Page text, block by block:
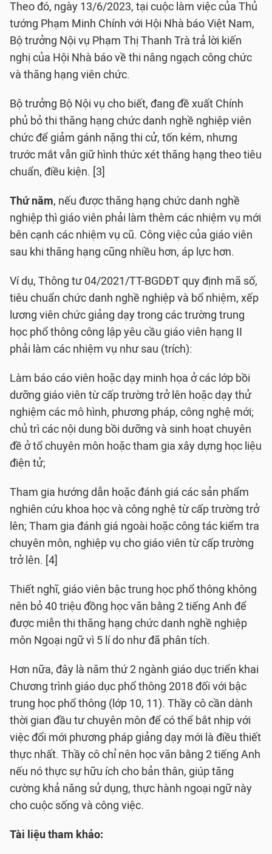
Theo đó, ngày 13/6/2023, tại cuộc làm việc của Thủ
tướng Phạm Minh Chính với Hội Nhà báo Việt Nam,
Bộ trưởng Nội vụ Phạm Thị Thanh Trà trả lời kiến
nghị của Hội Nhà báo về thi nâng ngạch công chức
và thăng hạng viên chức.
Bộ trưởng Bộ Nội vụ cho biết, đang đề xuất Chính
phủ bỏ thi thăng hạng chức danh nghề nghiệp viên
chức để giảm gánh nặng thi cử, tốn kém, nhưng
trước mắt vẫn giữ hình thức xét thăng hạng theo tiêu
chuẩn, điều kiện. [3]
Thứ năm, nếu được thăng hạng chức danh nghề
nghiệp thì giáo viên phải làm thêm các nhiệm vụ mới
bên cạnh các nhiệm vụ cũ. Công việc của giáo viên
sau khi thăng hạng cũng nhiều hơn, áp lực hơn.
Ví dụ, Thông tư 04/2021/TT-BGDĐT quy định mã số,
tiêu chuẩn chức danh nghề nghiệp và bổ nhiệm, xếp
lương viên chức giảng dạy trong các trường trung
học phổ thông công lập yêu cầu giáo viên hạng II
phải làm các nhiệm vụ như sau (trích):
Làm báo cáo viên hoặc dạy minh họa ở các lớp bồi
dưỡng giáo viên từ cấp trường trở lên hoặc dạy thử
nghiệm các mô hình, phương pháp, công nghệ mới;
chủ trì các nội dung bồi dưỡng và sinh hoạt chuyên
đề ở tổ chuyên môn hoặc tham gia xây dựng học liệu
điện tử;
Tham gia hướng dẫn hoặc đánh giá các sản phẩm
nghiên cứu khoa học và công nghệ từ cấp trường trở
lên; Tham gia đánh giá ngoài hoặc công tác kiểm tra
chuyên môn, nghiệp vụ cho giáo viên từ cấp trường
trở lên. [4]
Thiết nghĩ, giáo viên bậc trung học phổ thông không
nên bỏ 40 triệu đồng học văn bằng 2 tiếng Anh để
được miễn thi thăng hạng chức danh nghề nghiệp
môn Ngoại ngữ vì 5 lí do như đã phân tích.
Hơn nữa, đây là năm thứ 2 ngành giáo dục triển khai
Chương trình giáo dục phổ thông 2018 đối với bậc
trung học phổ thông (lớp 10, 11). Thầy cô cần dành
thời gian đầu tư chuyên môn để có thể bắt nhịp với
việc đổi mới phương pháp giảng dạy mới là điều thiết
thực nhất. Thầy cô chỉ nên học văn bằng 2 tiếng Anh
nếu nó thực sự hữu ích cho bản thân, giúp tăng
cường khả năng sử dụng, thực hành ngoại ngữ này
cho cuộc sống và công việc.
Tài liệu tham khảo: